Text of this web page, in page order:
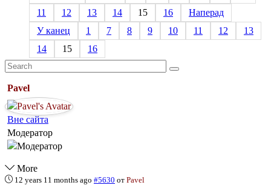
11
12 13 14 15 16
Наперад
У канец
1 7 8 9 10 11 12
13
14
15 16
Pavel
Вне сайта
Модератор
More
12 years 11 months ago #5630 от Pavel